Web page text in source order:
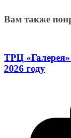
Вам также
ТРЦ
2026 году